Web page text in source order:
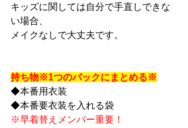
キッズに関しては自分で手直しできな
い場合、
メイクなしで大丈夫です。
持ち物※1つのバックにまとめる※
◆本番用衣装
◆本番要衣装を入れる袋
※早着替えメンバー重要！